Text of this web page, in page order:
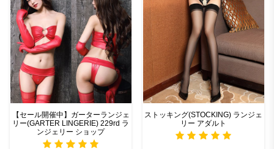
【セール開催中】ガーターランジェ
リー(GARTER LINGERIE) 229rd ラ
ンジェリー ショップ
ストッキング(STOCKING) ランジェ
リー アダルト